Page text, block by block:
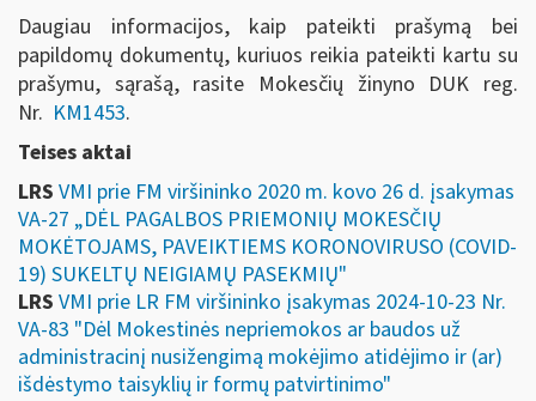
Daugiau informacijos, kaip pateikti prašymą bei
papildomų dokumentų, kuriuos reikia pateikti kartu su
prašymu, sąrašą, rasite Mokesčių žinyno DUK reg.
Nr. KM1453.
Teises aktai
LRS VMI prie FM viršininko 2020 m. kovo 26 d. įsakymas
VA-27 „DĖL PAGALBOS PRIEMONIŲ MOKESČIŲ
MOKĖTOJAMS, PAVEIKTIEMS KORONOVIRUSO (COVID-
19) SUKELTŲ NEIGIAMŲ PASEKMIŲ"
LRS VMI prie LR FM viršininko įsakymas 2024-10-23 Nr.
VA-83 "Dėl Mokestinės nepriemokos ar baudos už
administracinį nusižengimą mokėjimo atidėjimo ir (ar)
išdėstymo taisyklių ir formų patvirtinimo"